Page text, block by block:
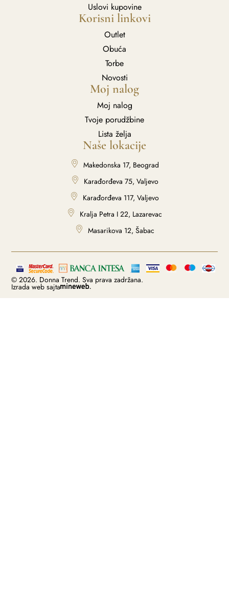
Uslovi kupovine
Korisni linkovi
Outlet
Obuća
Torbe
Novosti
Moj nalog
Moj nalog
Tvoje porudžbine
Lista želja
Naše lokacije
Makedonska 17, Beograd
Karađorđeva 75, Valjevo
Karađorđeva 117, Valjevo
Kralja Petra I 22, Lazarevac
Masarikova 12, Šabac
© 2026. Donna Trend. Sva prava zadržana.
Izrada web sajta